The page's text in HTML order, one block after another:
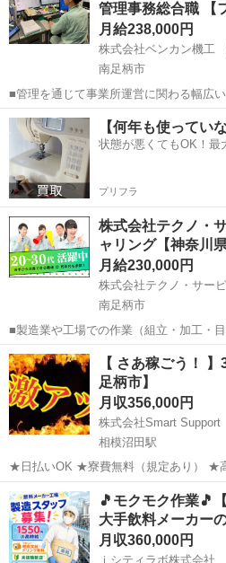
設・自宅間) ・保護者の方と...
管理事務総合職 【
月給238,000円
株式会社ベンカン機工
南足柄市
■管理を通じて事業所運営に関わる幅広い仕
務、経理、PCシステム、インフラ、物流など
ステムおよび専用システムへの入出力 ・EXCELによるデータ集計。デ
ータベースの操作、構...
神奈川 南足柄市 経理
【何年も使ってい
状態が悪くてもOK！最
プリフラ
株式会社テクノ・
ャリング【神奈川
月給230,000円
南足柄市
■製造業や工場での作業（組立・加工・目
体的には・・・ 製品に不備がないか目
してボタン操作などなど 複雑な作業や力仕事はほとんどなく覚えやす
いものばかり！ 未経験の方...
神奈川 南足柄市 倉庫管理
【 さあ稼ごう！
足柄市】
月収356,000円
株式会社Smart Support
相模沼田駅
★日払いOK ★寮費無料（規定あり） ★
翌日） ■ お仕事例 ・半導体部品のマシンオペレーター ・自動車の組
立や部品の加工 ・電子部品の検査 ・化
神奈川 南足柄市 相模沼田駅
🎵モクモク作業🎵
大手飲料メーカー
月収360,000円
ｉシティラボ株式会社